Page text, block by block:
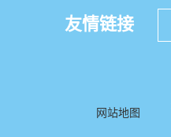
友情链接
网站地图